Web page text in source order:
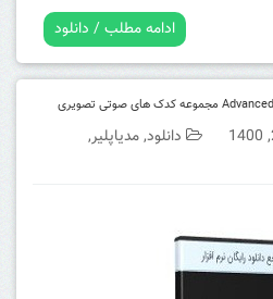
ادامه مطلب / دانلود
دانلود,مدیاپلیر,